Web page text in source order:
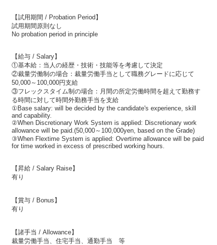
【試用期間 / Probation Period】
試用期間原則なし
No probation period in principle
【給与 / Salary】
①基本給：当人の経歴・技術・技能等を考慮して決定
②裁量労働制の場合：裁量労働手当として職務グレードに応じて
50,000～100,000円支給
③フレックスタイム制の場合：月間の所定労働時間を超えて勤務す
る時間に対して時間外勤務手当を支給
①Base salary: will be decided by the candidate's experience, skill
and capability.
②When Discretionary Work System is applied: Discretionary work
allowance will be paid.(50,000～100,000yen, based on the Grade)
③When Flextime System is applied: Overtime allowance will be paid
for time worked in excess of prescribed working hours.
【昇給 / Salary Raise】
有り
【賞与 / Bonus】
有り
【諸手当 / Allowance】
裁量労働手当、住宅手当、通勤手当 等